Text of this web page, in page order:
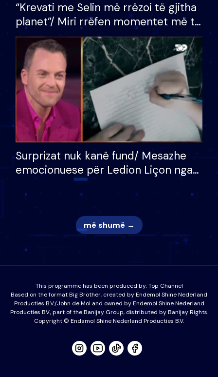
“Krevati me Selin më rrëzoi të gjitha
planet”/ Miri rrëfen momentet më të
bukura në shtëpinë e BB VIP: Do më
mungojë zilja e mëngjesit kur…
Surprizat nuk kanë fund/ Mesazhe
emocionuese për Ledion Liçon nga
nëna dhe fëmijët e tij, moderatori
nuk i mban dot lotët: Nuk meritoj…
më shumë →
This programme has been produced by:Top Channel
Based on the format Big Brother, created by Endemol Shine Nederland
Producties B.V./John de Mol and owned by Endemol Shine Nederland
Producties BV., part of the Banijay Group, distributed by Banijay Rights.
Copyright © Endamol Shine Nederland Producties B.V.